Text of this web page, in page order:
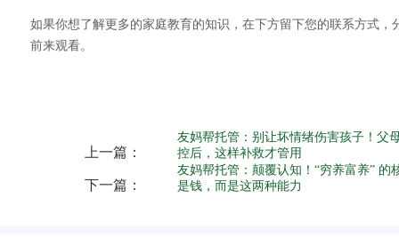
如果你想了解更多的家庭教育的知识，在下方留下您的联系方式
前来观看。
上一篇：
友妈帮托管：别让坏情绪伤害孩子！父
控后，这样补救才管用
下一篇：
友妈帮托管：颠覆认知！“穷养富养” 的
是钱，而是这两种能力